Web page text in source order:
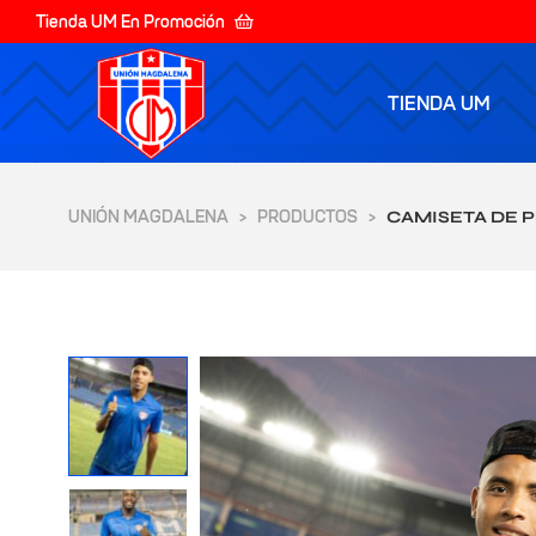
Tienda UM En Promoción
TIENDA UM
UNIÓN MAGDALENA > PRODUCTOS > CAMISETA DE